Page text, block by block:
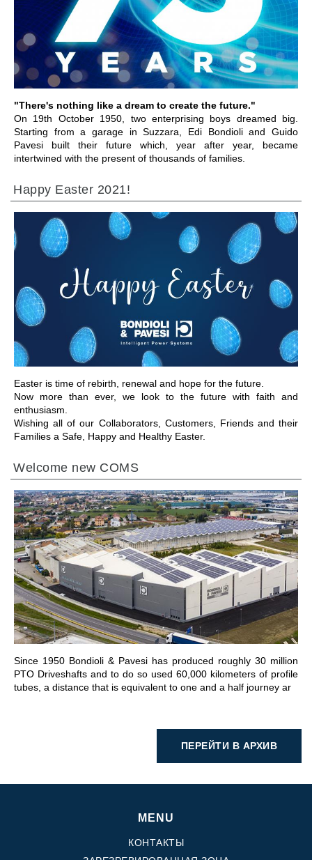
"There's nothing like a dream to create the future."
On 19th October 1950, two enterprising boys dreamed big.
Starting from a garage in Suzzara, Edi Bondioli and Guido
Pavesi built their future which, year after year, became
intertwined with the present of thousands of families.
ПЕРЕЙТИ В РАЗДЕЛ
Happy Easter 2021!
Easter is time of rebirth, renewal and hope for the future.
Now more than ever, we look to the future with faith and
enthusiasm.
Wishing all of our Collaborators, Customers, Friends and their
Families a Safe, Happy and Healthy Easter.
ПЕРЕЙТИ В РАЗДЕЛ
Welcome new COMS
Since 1950 Bondioli & Pavesi has produced roughly 30 million
PTO Driveshafts and to do so used 60,000 kilometers of profile
tubes, a distance that is equivalent to one and a half journey ar
ПЕРЕЙТИ В РАЗДЕЛ
ПЕРЕЙТИ В АРХИВ
MENU
КОНТАКТЫ